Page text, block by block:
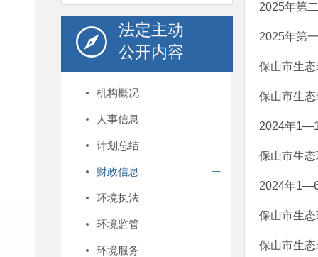
法定主动
公开内容
机构概况
人事信息
计划总结
财政信息
环境执法
环境监管
环境服务
2025年第
2025年第
保山市生
保山市生
2024年
保山市生
2024年
保山市生
保山市生